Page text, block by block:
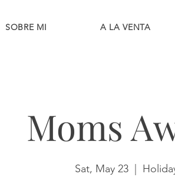
SOBRE MI A LA VENTA
Moms
Sat, May 23